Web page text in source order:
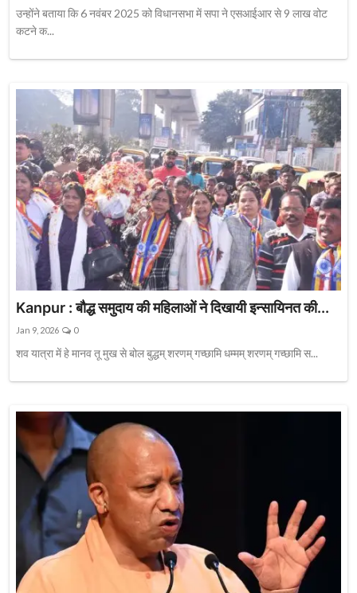
उन्होंने बताया कि 6 नवंबर 2025 को विधानसभा में सपा ने एसआईआर से 9 लाख वोट
कटने क...
Kanpur : बौद्ध समुदाय की महिलाओं ने दिखायी इन्सायिनत की...
Jan 9, 2026 0
शव यात्रा में हे मानव तू मुख से बोल बुद्धम् शरणम् गच्छामि धम्मम् शरणम् गच्छामि स...